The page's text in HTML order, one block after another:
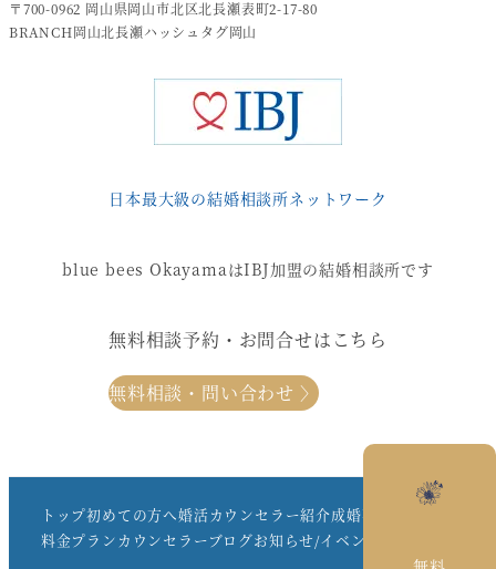
〒700-0962 岡山県岡山市北区北長瀬表町2-17-80
BRANCH岡山北長瀬ハッシュタグ岡山
日本最大級の結婚相談所ネットワーク
blue bees OkayamaはIBJ加盟の結婚相談所です
無料相談予約・お問合せはこちら
無料相談・問い合わせ 〉
トップ初めての方へ婚活カウンセラー紹介成婚事例一覧
料金プラン カウンセラーブログお知らせ/イベント